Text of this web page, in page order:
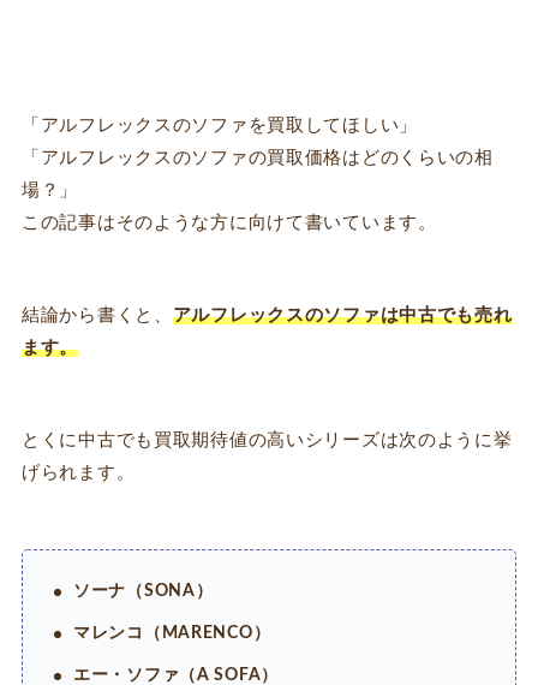
「アルフレックスのソファを買取してほしい」
「アルフレックスのソファの買取価格はどのくらいの相
場？」
この記事はそのような方に向けて書いています。
結論から書くと、 アルフレックスのソファは中古でも売れ
ます。
とくに中古でも買取期待値の高いシリーズは次のように挙
げられます。
ソーナ（SONA）
マレンコ（MARENCO）
エー・ソファ（A SOFA）